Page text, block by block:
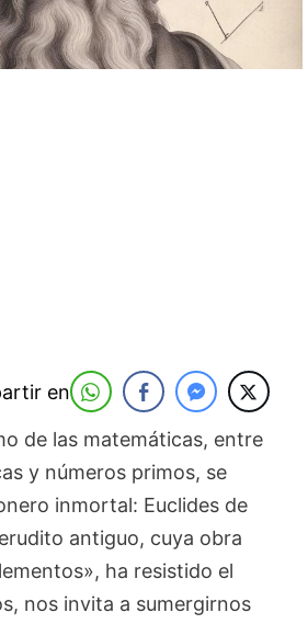
en
de las matemáticas, entre
y números primos, se
inmortal: Euclides de
antiguo, cuya obra
ha resistido el
nos invita a sumergirnos